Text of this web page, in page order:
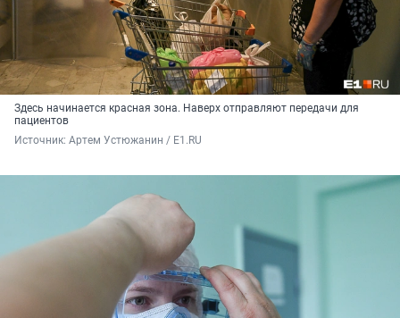
Здесь начинается красная зона. Наверх отправляют передачи для
пациентов
Источник: Артем Устюжанин / E1.RU